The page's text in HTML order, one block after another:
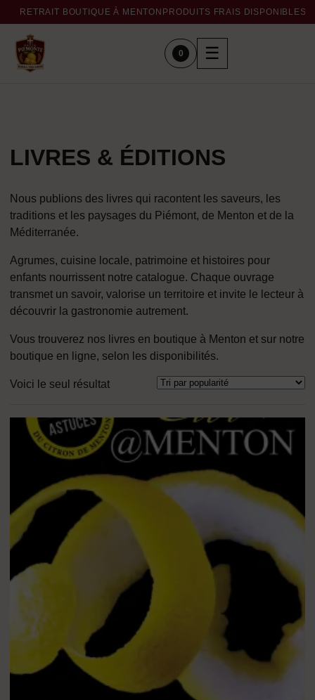
RETRAIT BOUTIQUE À MENTON PRODUITS FRAIS DISPONIBLES
0 ☰
LIVRES & ÉDITIONS
Nous publions des livres qui racontent les saveurs, les
traditions et les paysages du Piémont, de Menton et de la
Méditerranée.
Agrumes, cuisine locale, patrimoine et histoires pour
enfants nourrissent notre catalogue. Chaque ouvrage
transmet un savoir, valorise un territoire et invite le lecteur à
découvrir la gastronomie autrement.
Vous trouverez nos livres en boutique à Menton et sur notre
boutique en ligne, selon les disponibilités.
Voici le seul résultat